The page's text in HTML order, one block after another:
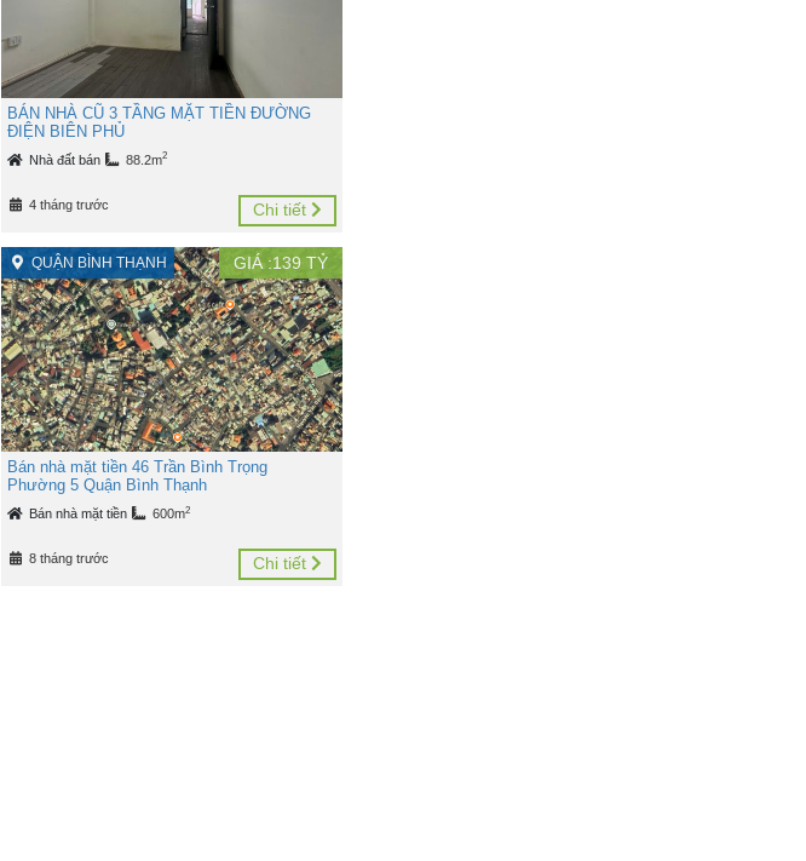
BÁN NHÀ CŨ 3 TẦNG MẶT TIỀN ĐƯỜNG
ĐIỆN BIÊN PHỦ
Nhà đất bán 88.2m2
4 tháng trước Chi tiết
QUẬN BÌNH THẠNH GIÁ :139TỶ
Bán nhà mặt tiền 46 Trần Bình Trọng
Phường 5 Quận Bình Thạnh
Bán nhà mặt tiền 600m2
8 tháng trước Chi tiết